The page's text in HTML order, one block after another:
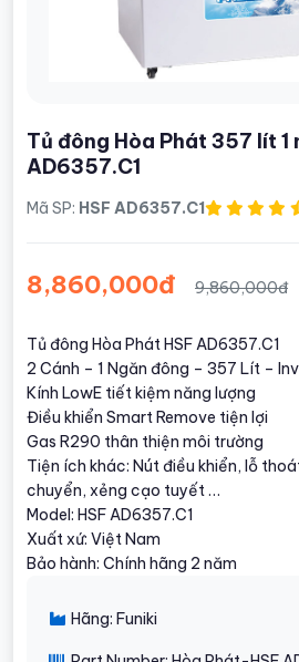
Tủ đông Hòa Phát 357 lít 1
AD6357.C1
Mã SP: HSF AD6357.C1
8,860,000đ 9,860,000đ
Tủ đông Hòa Phát HSF AD6357.C1
2 Cánh – 1 Ngăn đông – 357 Lít –
Kính LowE tiết kiệm năng lượng
Điều khiển Smart Remove tiện lợi
Gas R290 thân thiện môi trường
Tiện ích khác: Nút điều khiển, lỗ
chuyển, xẻng cạo tuyết …
Model: HSF AD6357.C1
Xuất xứ: Việt Nam
Bảo hành: Chính hãng 2 năm
Hãng: Funiki